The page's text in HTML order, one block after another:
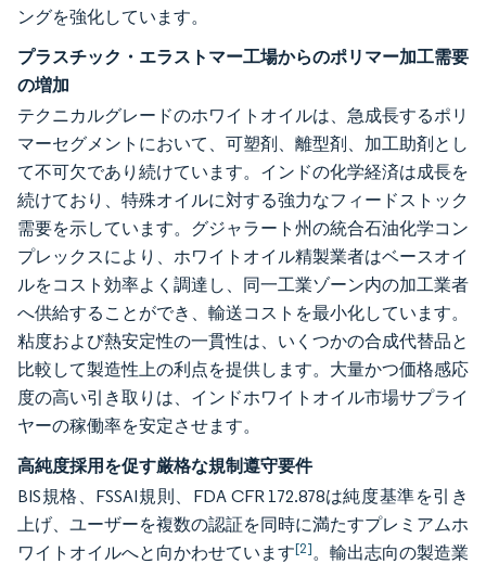
ングを強化しています。
プラスチック・エラストマー工場からのポリマー加工需要
の増加
テクニカルグレードのホワイトオイルは、急成長するポリ
マーセグメントにおいて、可塑剤、離型剤、加工助剤とし
て不可欠であり続けています。インドの化学経済は成長を
続けており、特殊オイルに対する強力なフィードストック
需要を示しています。グジャラート州の統合石油化学コン
プレックスにより、ホワイトオイル精製業者はベースオイ
ルをコスト効率よく調達し、同一工業ゾーン内の加工業者
へ供給することができ、輸送コストを最小化しています。
粘度および熱安定性の一貫性は、いくつかの合成代替品と
比較して製造性上の利点を提供します。大量かつ価格感応
度の高い引き取りは、インドホワイトオイル市場サプライ
ヤーの稼働率を安定させます。
高純度採用を促す厳格な規制遵守要件
BIS規格、FSSAI規則、FDA CFR 172.878は純度基準を引き
上げ、ユーザーを複数の認証を同時に満たすプレミアムホ
ワイトオイルへと向かわせています[2]。輸出志向の製造業